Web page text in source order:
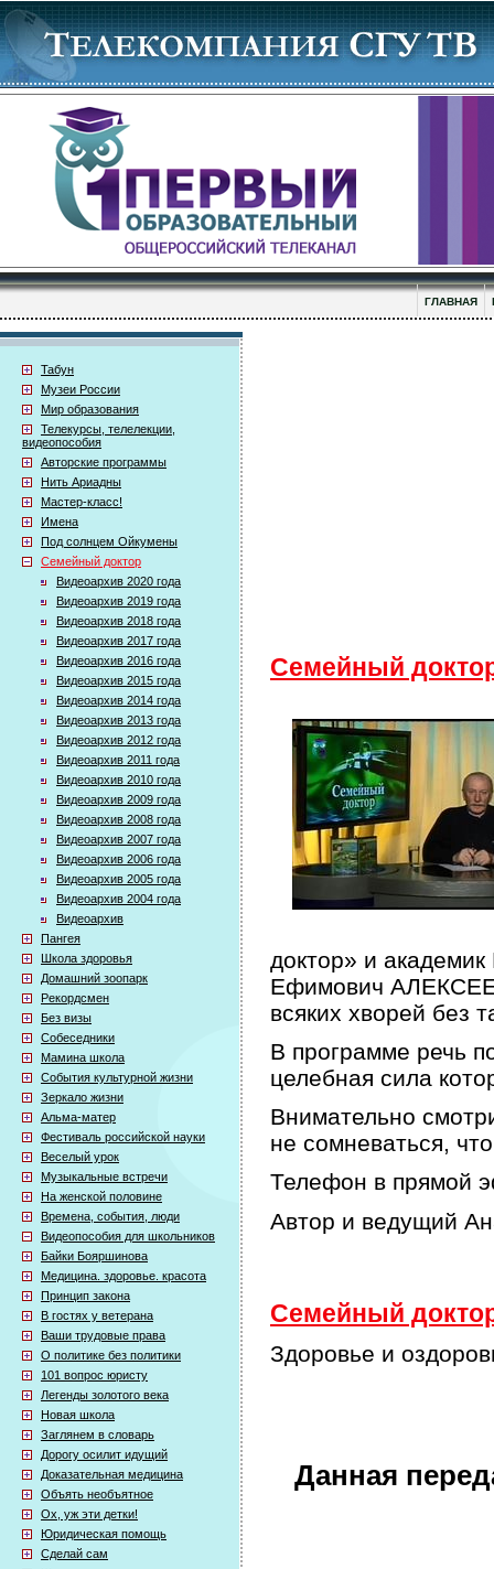
ГЛАВНАЯ
Табун
Музеи России
Мир образования
Телекурсы, телелекции,
видеопособия
Авторские программы
Нить Ариадны
Мастер-класс!
Имена
Под солнцем Ойкумены
Семейный доктор
Видеоархив 2020 года
Видеоархив 2019 года
Видеоархив 2018 года
Видеоархив 2017 года
Видеоархив 2016 года
Видеоархив 2015 года
Видеоархив 2014 года
Видеоархив 2013 года
Видеоархив 2012 года
Видеоархив 2011 года
Видеоархив 2010 года
Видеоархив 2009 года
Видеоархив 2008 года
Видеоархив 2007 года
Видеоархив 2006 года
Видеоархив 2005 года
Видеоархив 2004 года
Видеоархив
Пангея
Школа здоровья
Домашний зоопарк
Рекордсмен
Без визы
Собеседники
Мамина школа
События культурной жизни
Зеркало жизни
Альма-матер
Фестиваль российской науки
Веселый урок
Музыкальные встречи
На женской половине
Времена, события, люди
Видеопособия для школьников
Байки Бояршинова
Медицина. здоровье. красота
Принцип закона
В гостях у ветерана
Ваши трудовые права
О политике без политики
101 вопрос юристу
Легенды золотого века
Новая школа
Заглянем в словарь
Дорогу осилит идущий
Доказательная медицина
Объять необъятное
Ох, уж эти детки!
Юридическая помощь
Сделай сам
Семейный
доктор» и
Ефимович
всяких хворей без
В программе речь
целебная сила
Внимательно
не сомневаться,
Телефон в прямой
Автор и ведущий
Семейный
Здоровье и
Данная